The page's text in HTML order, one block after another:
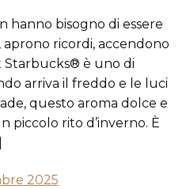
hanno bisogno di essere
aprono ricordi, accendono
è uno di
arriva il freddo e le luci
questo aroma dolce e
piccolo rito d’inverno. È
2025